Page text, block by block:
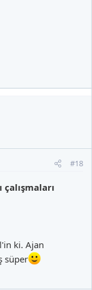
#18
ki. Ajan
süper